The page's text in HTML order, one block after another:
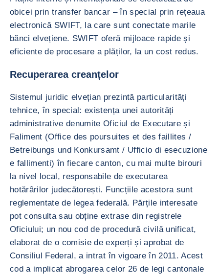
obicei prin transfer bancar – în special prin rețeaua
electronică SWIFT, la care sunt conectate marile
bănci elvețiene. SWIFT oferă mijloace rapide și
eficiente de procesare a plăților, la un cost redus.
Recuperarea creanțelor
Sistemul juridic elvețian prezintă particularități
tehnice, în special: existența unei autorități
administrative denumite Oficiul de Executare și
Faliment (Office des poursuites et des faillites /
Betreibungs und Konkursamt / Ufficio di esecuzione
e fallimenti) în fiecare canton, cu mai multe birouri
la nivel local, responsabile de executarea
hotărârilor judecătorești. Funcțiile acestora sunt
reglementate de legea federală. Părțile interesate
pot consulta sau obține extrase din registrele
Oficiului; un nou cod de procedură civilă unificat,
elaborat de o comisie de experți și aprobat de
Consiliul Federal, a intrat în vigoare în 2011. Acest
cod a implicat abrogarea celor 26 de legi cantonale